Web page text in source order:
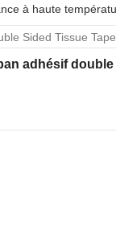
à haute
adhésif double